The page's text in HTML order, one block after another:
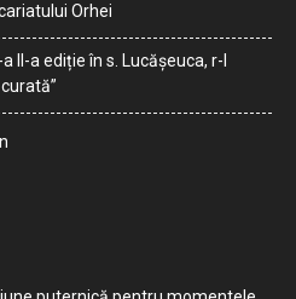
Orhei
II-a ediție în s. Lucășeuca, r-l